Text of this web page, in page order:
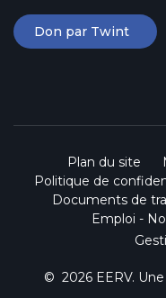
Don par Twint
Plan du site
Politique de
Documents de
Emploi -
© 2026 EERV.